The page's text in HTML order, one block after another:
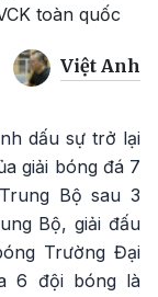
toàn quốc
Việt Anh
dấu sự trở lại
giải bóng đá 7
Bộ sau 3
Bộ, giải đấu
Trường Đại
6 đội bóng là